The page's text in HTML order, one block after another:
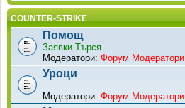
COUNTER-STRIKE
Помощ
Заявки.Търся
Модератори: Форум Модератори
Уроци
Модератори: Форум Модератори